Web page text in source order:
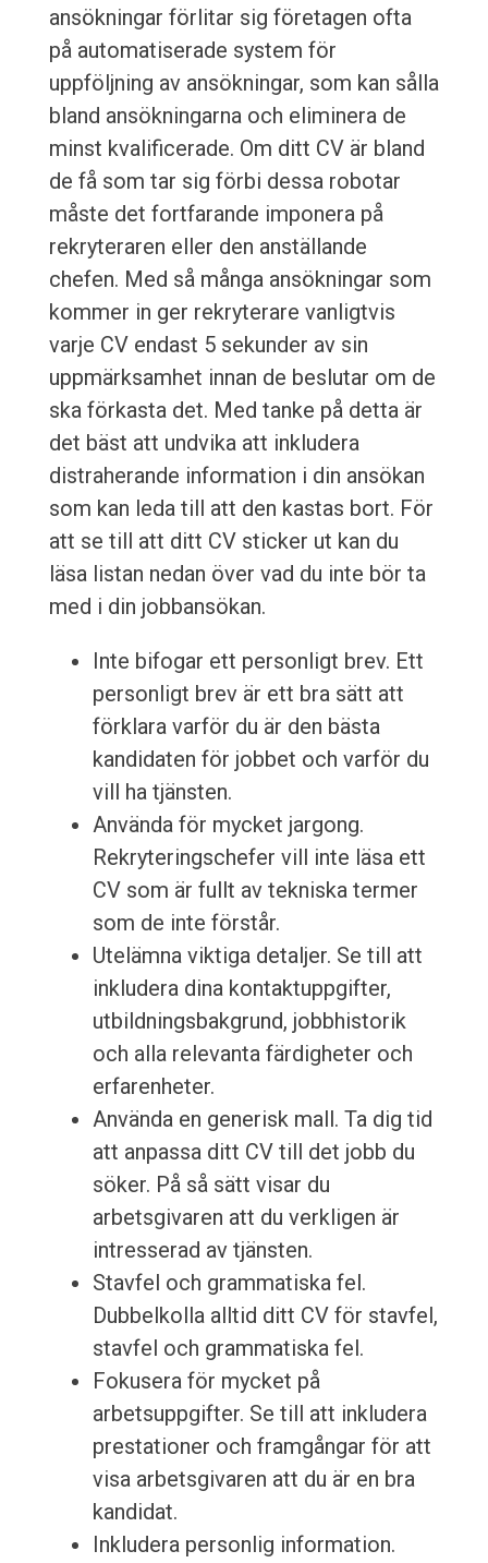
ansökningar förlitar sig företagen ofta
på automatiserade system för
uppföljning av ansökningar, som kan sålla
bland ansökningarna och eliminera de
minst kvalificerade. Om ditt CV är bland
de få som tar sig förbi dessa robotar
måste det fortfarande imponera på
rekryteraren eller den anställande
chefen. Med så många ansökningar som
kommer in ger rekryterare vanligtvis
varje CV endast 5 sekunder av sin
uppmärksamhet innan de beslutar om de
ska förkasta det. Med tanke på detta är
det bäst att undvika att inkludera
distraherande information i din ansökan
som kan leda till att den kastas bort. För
att se till att ditt CV sticker ut kan du
läsa listan nedan över vad du inte bör ta
med i din jobbansökan.
Inte bifogar ett personligt brev. Ett
personligt brev är ett bra sätt att
förklara varför du är den bästa
kandidaten för jobbet och varför du
vill ha tjänsten.
Använda för mycket jargong.
Rekryteringschefer vill inte läsa ett
CV som är fullt av tekniska termer
som de inte förstår.
Utelämna viktiga detaljer. Se till att
inkludera dina kontaktuppgifter,
utbildningsbakgrund, jobbhistorik
och alla relevanta färdigheter och
erfarenheter.
Använda en generisk mall. Ta dig tid
att anpassa ditt CV till det jobb du
söker. På så sätt visar du
arbetsgivaren att du verkligen är
intresserad av tjänsten.
Stavfel och grammatiska fel.
Dubbelkolla alltid ditt CV för stavfel,
stavfel och grammatiska fel.
Fokusera för mycket på
arbetsuppgifter. Se till att inkludera
prestationer och framgångar för att
visa arbetsgivaren att du är en bra
kandidat.
Inkludera personlig information.